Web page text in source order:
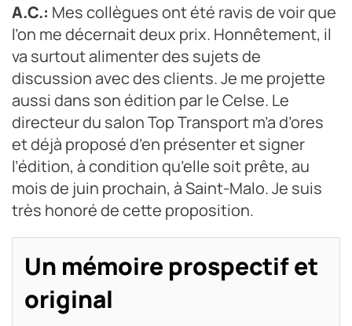
A.C.: Mes collègues ont été ravis de voir que
l’on me décernait deux prix. Honnêtement, il
va surtout alimenter des sujets de
discussion avec des clients. Je me projette
aussi dans son édition par le Celse. Le
directeur du salon Top Transport m’a d’ores
et déjà proposé d’en présenter et signer
l’édition, à condition qu’elle soit prête, au
mois de juin prochain, à Saint-Malo. Je suis
très honoré de cette proposition.
Un mémoire prospectif et
original